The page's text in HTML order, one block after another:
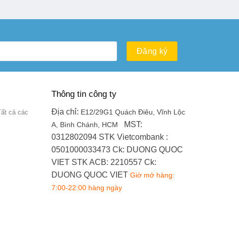
cả các
Thông tin công ty
Địa chỉ: E12/29G1 Quách Điêu, Vĩnh Lộc
A, Bình Chánh, HCM
MST:
0312802094 STK Vietcombank :
0501000033473Ck: DUONG QUOC
VIET STK ACB: 2210557 Ck:
DUONG QUOC VIET Giờ mở hàng:
7:00-22:00 hàng ngày